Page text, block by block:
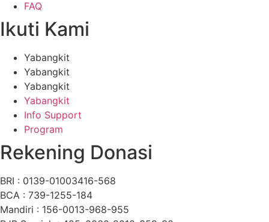
FAQ
Ikuti Kami
Yabangkit
Yabangkit
Yabangkit
Yabangkit
Info Support
Program
Rekening Donasi
BRI : 0139-01003416-568
BCA : 739-1255-184
Mandiri : 156-0013-968-955